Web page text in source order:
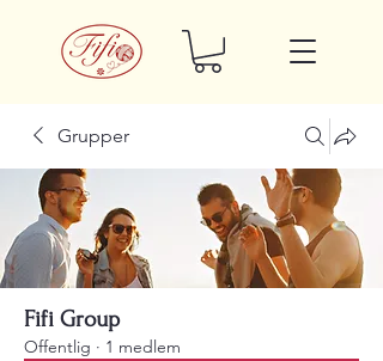
Grupper
Fifi Group
Offentlig · 1 medlem